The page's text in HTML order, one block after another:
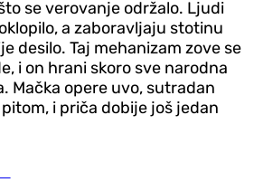
se verovanje održalo. Ljudi
a zaboravljaju stotinu
desilo. Taj mehanizam zove se
i on hrani skoro sve narodna
Mačka opere uvo, sutradan
i priča dobije još jedan